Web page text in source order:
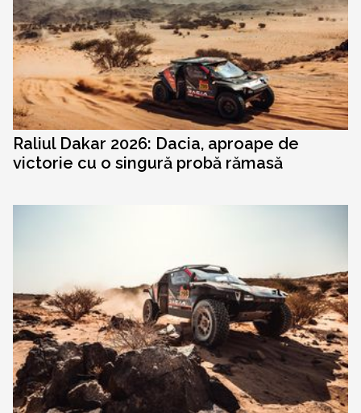
Raliul Dakar 2026: Dacia, aproape de
victorie cu o singură probă rămasă